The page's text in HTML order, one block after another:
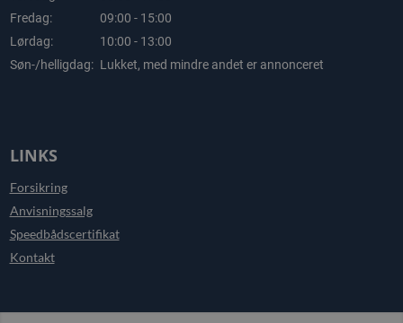
Fredag:
09:00 - 15:00
Lørdag:
10:00 - 13:00
Søn-/helligdag: Lukket, med mindre andet er annonceret
LINKS
Forsikring
Anvisningssalg
Speedbådscertifikat
Kontakt